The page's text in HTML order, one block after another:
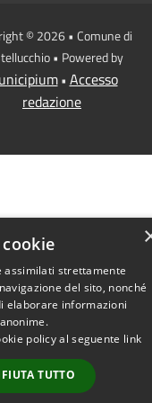
© 2026 • Comune di
• Powered by
• Accesso
redazione
assimilati strettamente
del sito, nonché
elaborare informazioni
policy al seguente link
TUTTO